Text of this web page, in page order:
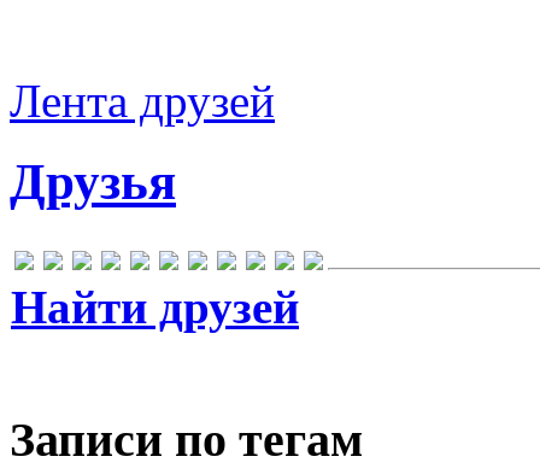
Лента друзей
Друзья
Найти друзей
Записи по тегам